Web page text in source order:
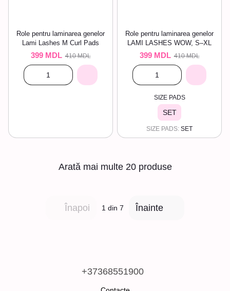
Role pentru laminarea genelor
Lami Lashes M Curl Pads
399 MDL 410 MDL
Role pentru laminarea genelor
LAMI LASHES WOW, S–XL
399 MDL 410 MDL
SIZE PADS
SET
SIZE PADS SET
Arată mai multe 20 produse
Înapoi 1 din 7 Înainte
+37368551900